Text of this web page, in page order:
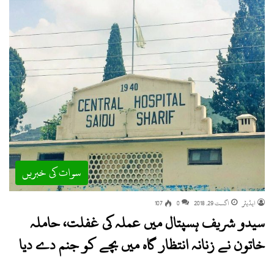
سوات کی خبریں
ایڈیٹر اگست 29, 2018 0
107
سیدو شریف ہسپتال میں عملہ کی غفلت، حاملہ
خاتون نے زنانہ انتظار گاہ میں بچے کو جنم دے دیا